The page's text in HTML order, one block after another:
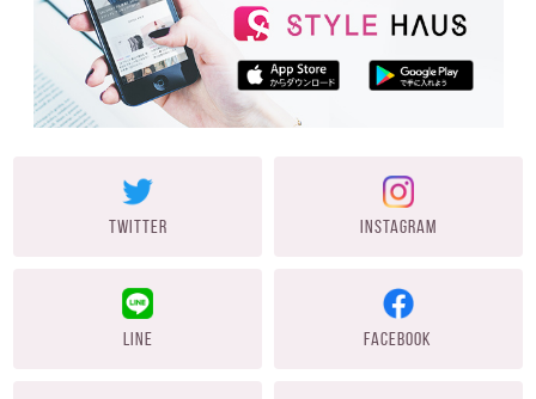
TWITTER INSTAGRAM
LINE FACEBOOK